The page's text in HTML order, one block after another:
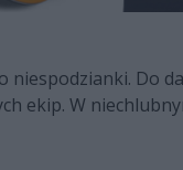
niespodzianki. Do
ekip. W